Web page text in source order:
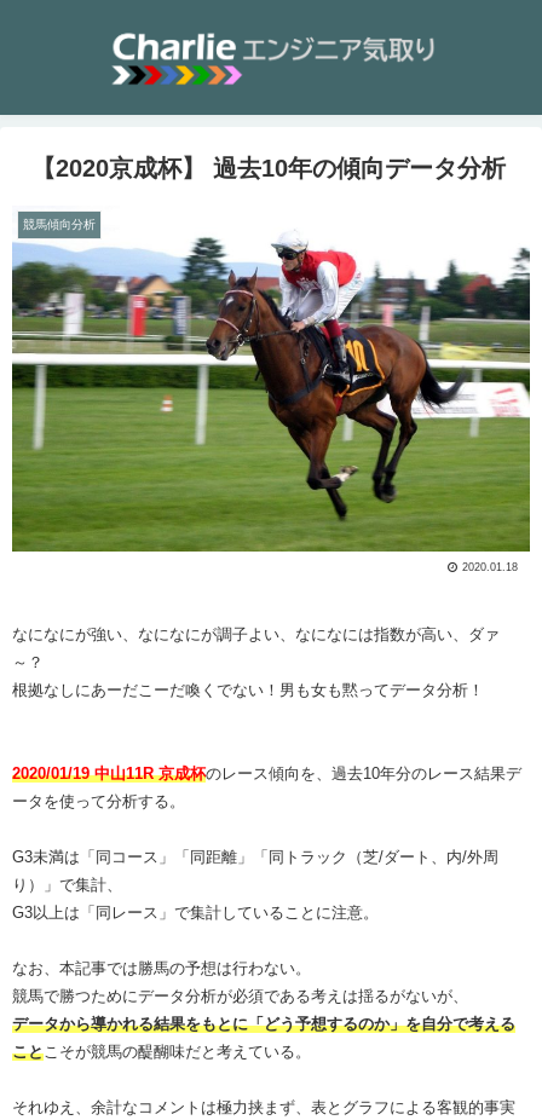
【2020京成杯】 過去10年の傾向データ分析
競馬傾向分析
2020.01.18
なになにが強い、なになにが調子よい、なになには指数が高い、ダァ
～？
根拠なしにあーだこーだ喚くでない！男も女も黙ってデータ分析！
2020/01/19 中山11R 京成杯のレース傾向を、過去10年分のレース結果デ
ータを使って分析する。
G3未満は「同コース」「同距離」「同トラック（芝/ダート、内/外周
り）」で集計、
G3以上は「同レース」で集計していることに注意。
なお、本記事では勝馬の予想は行わない。
競馬で勝つためにデータ分析が必須である考えは揺るがないが、
データから導かれる結果をもとに「どう予想するのか」を自分で考える
こと こそが競馬の醍醐味だと考えている。
それゆえ、余計なコメントは極力挟まず、表とグラフによる客観的事実